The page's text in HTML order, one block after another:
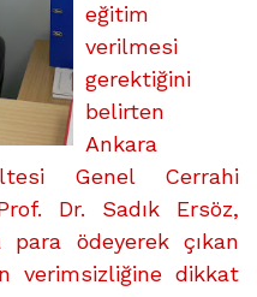
eğitim
verilmesi
gerektiğini
belirten
Ankara
Genel Cerrahi
Dr. Sadık Ersöz,
para ödeyerek çıkan
verimsizliğine dikkat